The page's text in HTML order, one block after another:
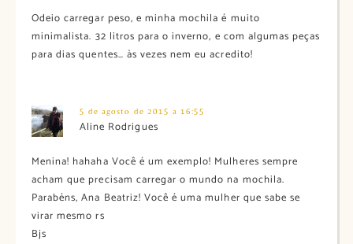
Odeio carregar peso, e minha mochila é muito
minimalista. 32 litros para o inverno, e com algumas peças
para dias quentes… às vezes nem eu acredito!
5 de agosto de 2015 a 16:55
Aline Rodrigues
Menina! hahaha Você é um exemplo! Mulheres sempre
acham que precisam carregar o mundo na mochila.
Parabéns, Ana Beatriz! Você é uma mulher que sabe se
virar mesmo rs
Bjs